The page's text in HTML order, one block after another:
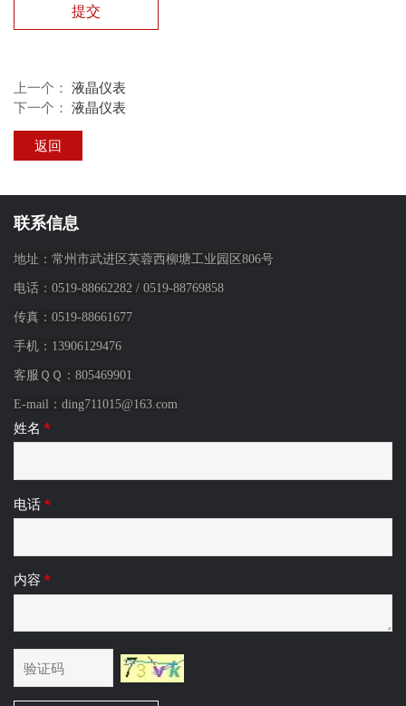
提交
上一个：液晶仪表
下一个：液晶仪表
返回
联系信息
地址：常州市武进区芙蓉西柳塘工业园区806号
电话：0519-88662282/0519-88769858
传真：0519-88661677
手机： 13906129476
客服ＱＱ：805469901
E-mail：ding711015@163.com
姓名 *
电话*
内容 *